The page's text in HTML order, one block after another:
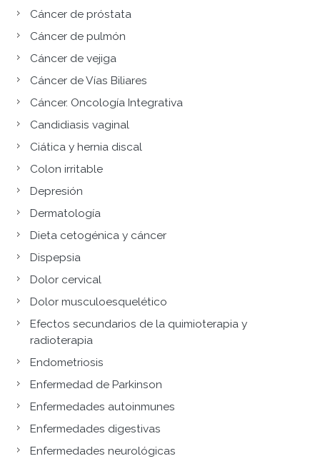
Cáncer de próstata
Cáncer de pulmón
Cáncer de vejiga
Cáncer de Vías Biliares
Cáncer. Oncología Integrativa
Candidiasis vaginal
Ciática y hernia discal
Colon irritable
Depresión
Dermatología
Dieta cetogénica y cáncer
Dispepsia
Dolor cervical
Dolor musculoesquelético
Efectos secundarios de la quimioterapia y
radioterapia
Endometriosis
Enfermedad de Parkinson
Enfermedades autoinmunes
Enfermedades digestivas
Enfermedades neurológicas